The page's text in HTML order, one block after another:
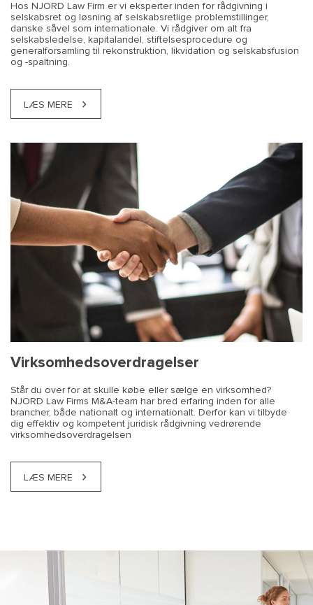
Hos NJORD Law Firm er vi eksperter inden for rådgivning i
selskabsret og løsning af selskabsretlige problemstillinger,
danske såvel som internationale. Vi rådgiver om alt fra
selskabsledelse, kapitalandel, stiftelsesprocedure og
generalforsamling til rekonstruktion, likvidation og selskabsfusion
og -spaltning.
LÆS MERE
Virksomhedsoverdragelser
Står du over for at skulle købe eller sælge en virksomhed?
NJORD Law Firms M&A-team har bred erfaring inden for alle
brancher, både nationalt og internationalt. Derfor kan vi tilbyde
dig effektiv og kompetent juridisk rådgivning vedrørende
virksomhedsoverdragelsen
LÆS MERE